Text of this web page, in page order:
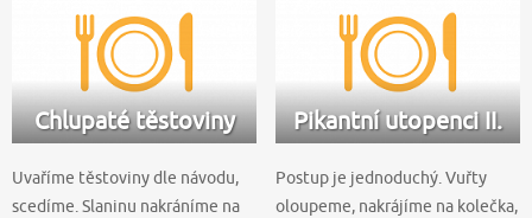
Chlupaté těstoviny
Uvaříme těstoviny dle návodu,
scedíme. Slaninu nakráníme na
Pikantní utopenci II.
Postup je jednoduchý. Vuřty
oloupeme, nakrájíme na kolečka,